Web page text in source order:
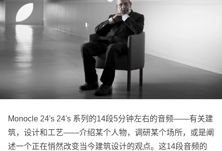
Monocle 24's 24's 系列的14段5分钟左右的音频——有关建
筑，设计和工艺——介绍某个人物，调研某个场所，或是阐
述一个正在悄然改变当今建筑设计的观点。这14段音频的